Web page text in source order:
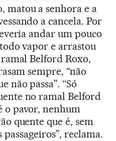
matou a senhora e a
a cancela. Por
andar um pouco
vapor e arrastou
Belford Roxo,
sempre, “não
passa”. ‘‘Só
no ramal Belford
o pavor, nenhum
quente que é, sem
reclama.